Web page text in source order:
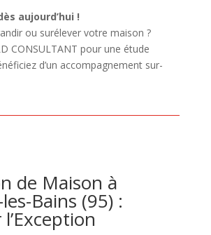
aujourd’hui !
ou surélever votre maison ?
CONSULTANT pour une étude
d’un accompagnement sur-
de Maison à
Bains (95) :